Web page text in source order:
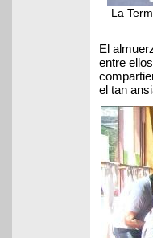
La
El
entre
el tan